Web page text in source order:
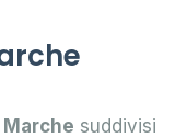
suddivisi